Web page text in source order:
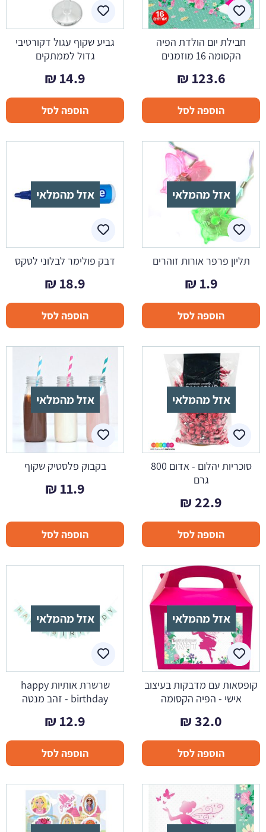
חבילת יום הולדת הפיה
הקסומה 16 מוזמנים
123.6
₪
הוספה לסל
גביע שקוף עגול דקורטיבי
גדול לממתקים
14.9
₪
הוספה לסל
אזל מהמלאי
תליון פרפר אורות זוהרים
1.9
₪
הוספה לסל
אזל מהמלאי
דבק פולימר לבלוני לטקס
18.9
₪
הוספה לסל
אזל מהמלאי
סוכריות יהלום - אדום 800
גרם
22.9
₪
הוספה לסל
אזל מהמלאי
בקבוק פלסטיק שקוף
11.9
₪
הוספה לסל
אזל מהמלאי
קופסאות עם מדבקות בעיצוב
אישי - הפיה הקסומה
32.0
₪
הוספה לסל
אזל מהמלאי
שרשרת אותיות happy
birthday - זהב מנטה
12.9
₪
הוספה לסל